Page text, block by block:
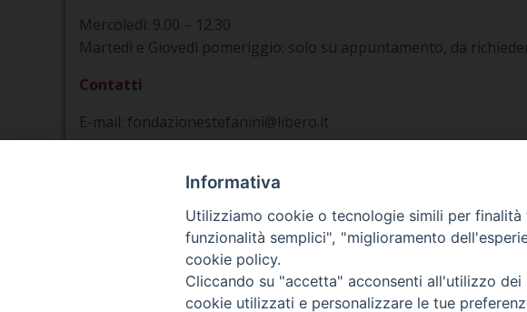
Mercoledì: 9.00 – 12.30
Martedì e Giovedì pomeriggio: solo su appuntamento, da
Contatti
E-mail: fondazionestefanini@libero.it
Seminario Vescovile di Treviso
p.tta Benedetto XI, 2
segreteria@issrgp1.it
Informativa
Utilizziamo cookie o tecnologie simili per
funzionalità semplici", "miglioramento
cookie policy.
Cliccando su "accetta" acconsenti all'utilizzo
cookie utilizzati e personalizzare le tue